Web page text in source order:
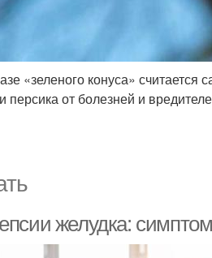
«зеленого конуса»
от болезней и
желудка: